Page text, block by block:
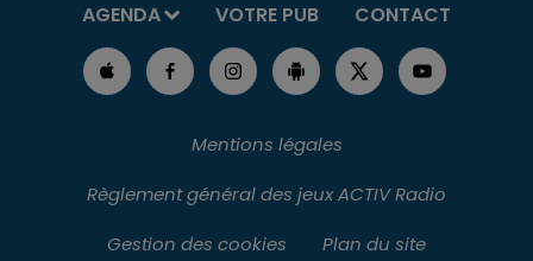
AGENDA
VOTRE PUB CONTACT
Mentions légales
Règlement général des jeux ACTIV Radio
Gestion des cookies
Plan du site